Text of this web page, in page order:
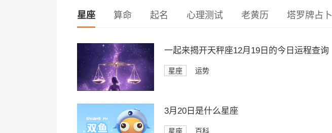
星座 算命 起名 心理测试 老黄历 塔罗牌占卜
一起来揭开天秤座12月19日的今日运程查询
星座 运势
3月20日是什么星座
星座 百科